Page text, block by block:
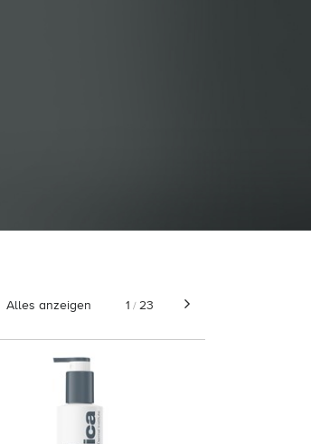
Alles anzeigen 1 / 23